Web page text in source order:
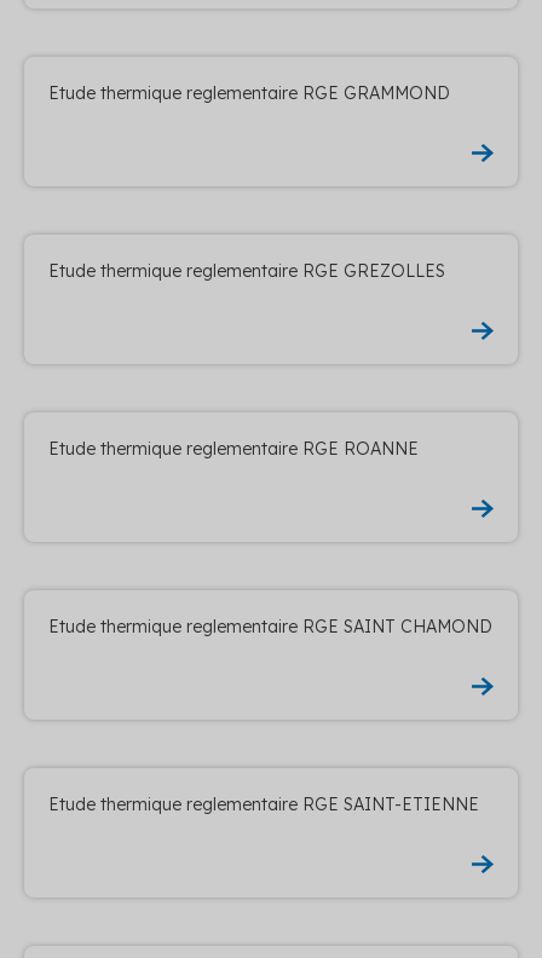
Etude thermique reglementaire RGE GRAMMOND
Etude thermique reglementaire RGE GREZOLLES
Etude thermique reglementaire RGE ROANNE
Etude thermique reglementaire RGE SAINT CHAMOND
Etude thermique reglementaire RGE SAINT-ETIENNE